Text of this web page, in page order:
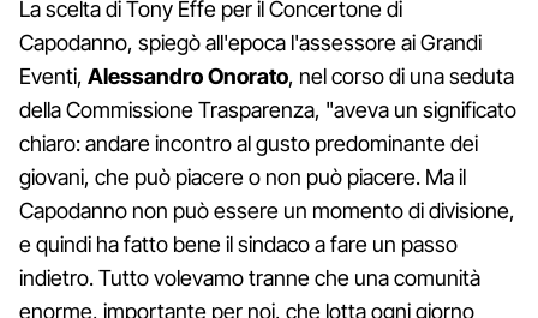
La scelta di Tony Effe per il Concertone di
Capodanno, spiegò all'epoca l'assessore ai Grandi
Eventi, Alessandro Onorato, nel corso di una seduta
della Commissione Trasparenza, "aveva un significato
chiaro: andare incontro al gusto predominante dei
giovani, che può piacere o non può piacere. Ma il
Capodanno non può essere un momento di divisione,
e quindi ha fatto bene il sindaco a fare un passo
indietro. Tutto volevamo tranne che una comunità
enorme, importante per noi, che lotta ogni giorno